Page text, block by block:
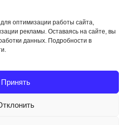
оптимизации работы сайта,
рекламы. Оставаясь на сайте, вы
данных. Подробности в
Принять
последующих моих